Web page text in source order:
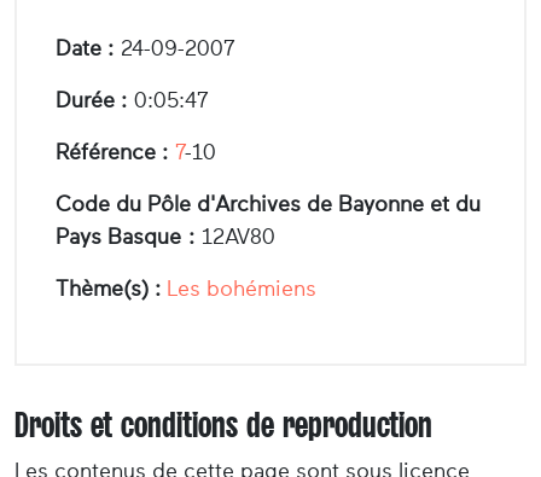
Date : 24-09-2007
Durée : 0:05:47
Référence : 7-10
Code du Pôle d'Archives de Bayonne et du
Pays Basque : 12AV80
Thème(s) : Les bohémiens
Droits et conditions de reproduction
Les contenus de cette page sont sous licence